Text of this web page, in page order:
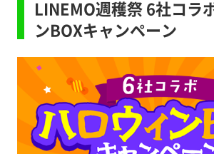
LINEMO週穫祭 6社コラ
ンBOXキャンペーン